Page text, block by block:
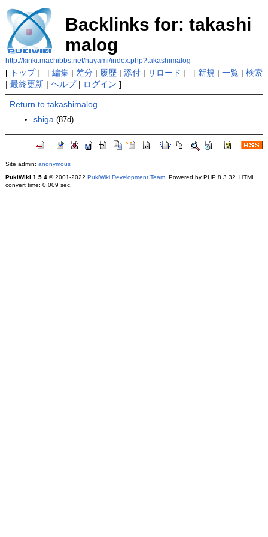
Backlinks for: takashi
malog
http://kinki.machibbs.net/hayami/index.php?takashimalog
[ トップ] [ 編集| 差分| 履歴| 添付| リロード ] [ 新規 | 一覧| 検索
| 最終更新| ヘルプ| ログイン ]
Return to takashimalog
shiga (87d)
Site admin: anonymous
PukiWiki 1.5.4© 2001-2022 PukiWiki Development Team. Powered by PHP 8.3.32. HTML
convert time: 0.009 sec.